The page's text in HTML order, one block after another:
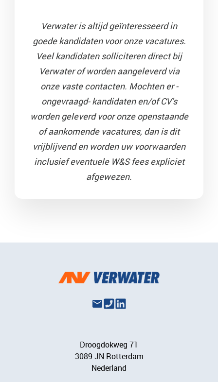
Verwater is altijd geïnteresseerd in
goede kandidaten voor onze vacatures.
Veel kandidaten solliciteren direct bij
Verwater of worden aangeleverd via
onze vaste contacten. Mochten er -
ongevraagd- kandidaten en/of CV’s
worden geleverd voor onze openstaande
of aankomende vacatures, dan is dit
vrijblijvend en worden uw voorwaarden
inclusief eventuele W&S fees expliciet
afgewezen.
Droogdokweg 71
3089 JN Rotterdam
Nederland